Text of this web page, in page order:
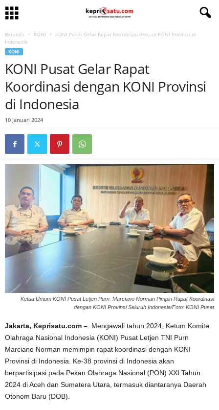
Beranda KONI
KONI Pusat Gelar Rapat Koordinasi dengan KONI Provinsi di
Indonesia
KONI
KONI Pusat Gelar Rapat
Koordinasi dengan KONI Provinsi
di Indonesia
10 Januari 2024
Ketua Umum KONI Pusat Letjen Purn. Marciano Norman Pimpin Rapat Koordinasi
dengan KONI Provinsi Seluruh Indonesia/Foto: KONI Pusat
Jakarta, Keprisatu.com – Mengawali tahun 2024, Ketum Komite
Olahraga Nasional Indonesia (KONI) Pusat Letjen TNI Purn
Marciano Norman memimpin rapat koordinasi dengan KONI
Provinsi di Indonesia. Ke-38 provinsi di Indonesia akan
berpartisipasi pada Pekan Olahraga Nasional (PON) XXI Tahun
2024 di Aceh dan Sumatera Utara, termasuk diantaranya Daerah
Otonom Baru (DOB).